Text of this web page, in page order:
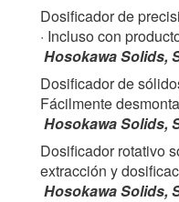
Dosificador de
· Incluso con
Hosokawa Solids,
Dosificador de
Fácilmente
Hosokawa Solids,
Dosificador rotativo
extracción y
Hosokawa Solids,